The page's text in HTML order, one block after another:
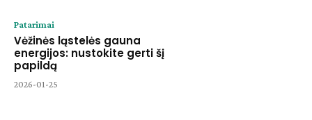
Patarimai
Vėžinės ląstelės gauna
energijos: nustokite gerti šį
papildą
2026-01-25